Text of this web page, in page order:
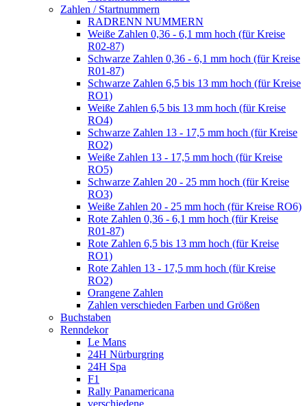
Zahlen / Startnummern
RADRENN NUMMERN
Weiße Zahlen 0,36 - 6,1 mm hoch (für Kreise
R02-87)
Schwarze Zahlen 0,36 - 6,1 mm hoch (für Kreise
R01-87)
Schwarze Zahlen 6,5 bis 13 mm hoch (für Kreise
RO1)
Weiße Zahlen 6,5 bis 13 mm hoch (für Kreise
RO4)
Schwarze Zahlen 13 - 17,5 mm hoch (für Kreise
RO2)
Weiße Zahlen 13 - 17,5 mm hoch (für Kreise
RO5)
Schwarze Zahlen 20 - 25 mm hoch (für Kreise
RO3)
Weiße Zahlen 20 - 25 mm hoch (für Kreise RO6)
Rote Zahlen 0,36 - 6,1 mm hoch (für Kreise
R01-87)
Rote Zahlen 6,5 bis 13 mm hoch (für Kreise
RO1)
Rote Zahlen 13 - 17,5 mm hoch (für Kreise
RO2)
Orangene Zahlen
Zahlen verschieden Farben und Größen
Buchstaben
Renndekor
Le Mans
24H Nürburgring
24H Spa
F1
Rally Panamericana
verschiedene